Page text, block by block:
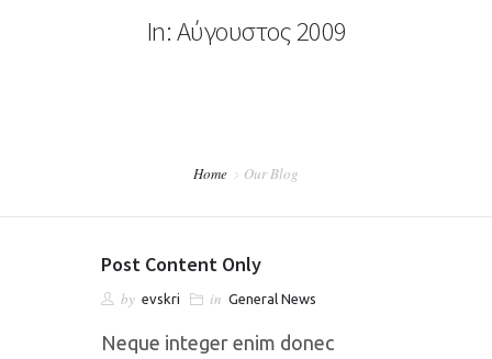
ΠΕΛΑΤΟΛΌΓΙΟIn: Αύγουστος 2009
Home Our Blog
Post Content Only
by evskri in General News
Neque integer enim donec